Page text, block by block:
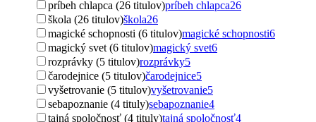
príbeh chlapca (26 titulov)príbeh chlapca26
škola (26 titulov)škola26
magické schopnosti (6 titulov)magické schopnosti6
magický svet (6 titulov)magický svet6
rozprávky (5 titulov)rozprávky5
čarodejnice (5 titulov)čarodejnice5
vyšetrovanie (5 titulov)vyšetrovanie5
sebapoznanie (4 tituly)sebapoznanie4
tajná spoločnosť (4 tituly)tajná spoločnosť4